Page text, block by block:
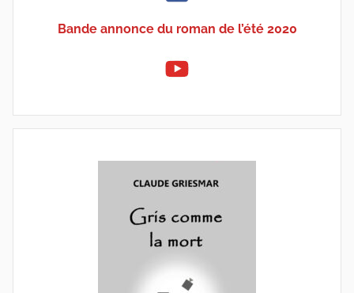
Bande annonce du roman de l’été 2020